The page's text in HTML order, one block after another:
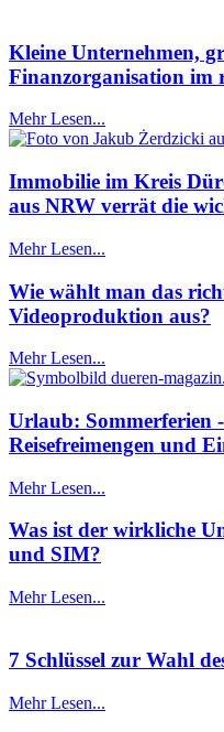
Kleine Unternehmen,
Finanzorganisation im
Mehr Lesen...
Immobilie im Kreis
aus NRW verrät die
Mehr Lesen...
Wie wählt man das
Videoproduktion aus?
Mehr Lesen...
Urlaub: Sommerferien
Reisefreimengen und
Mehr Lesen...
Was ist der wirkliche
und SIM?
Mehr Lesen...
7 Schlüssel zur Wahl
Mehr Lesen...